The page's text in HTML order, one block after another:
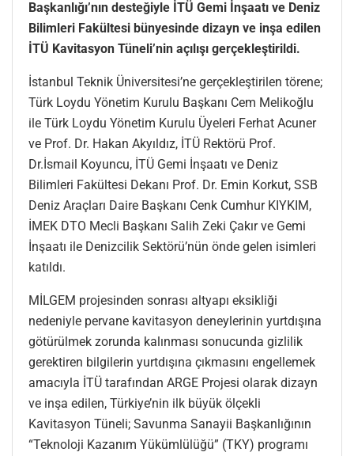
Başkanlığı’nın desteğiyle İTÜ Gemi İnşaatı ve Deniz
Bilimleri Fakültesi bünyesinde dizayn ve inşa edilen
İTÜ Kavitasyon Tüneli’nin açılışı gerçekleştirildi.
İstanbul Teknik Üniversitesi’ne gerçekleştirilen törene;
Türk Loydu Yönetim Kurulu Başkanı Cem Melikoğlu
ile Türk Loydu Yönetim Kurulu Üyeleri Ferhat Acuner
ve Prof. Dr. Hakan Akyıldız, İTÜ Rektörü Prof.
Dr.İsmail Koyuncu, İTÜ Gemi İnşaatı ve Deniz
Bilimleri Fakültesi Dekanı Prof. Dr. Emin Korkut, SSB
Deniz Araçları Daire Başkanı Cenk Cumhur KIYKIM,
İMEK DTO Mecli Başkanı Salih Zeki Çakır ve Gemi
İnşaatı ile Denizcilik Sektörü’nün önde gelen isimleri
katıldı.
MİLGEM projesinden sonrası altyapı eksikliği
nedeniyle pervane kavitasyon deneylerinin yurtdışına
götürülmek zorunda kalınması sonucunda gizlilik
gerektiren bilgilerin yurtdışına çıkmasını engellemek
amacıyla İTÜ tarafından ARGE Projesi olarak dizayn
ve inşa edilen, Türkiye’nin ilk büyük ölçekli
Kavitasyon Tüneli; Savunma Sanayii Başkanlığının
“Teknoloji Kazanım Yükümlülüğü” (TKY) programı